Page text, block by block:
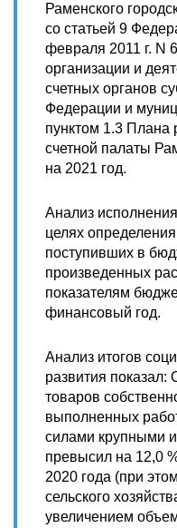
Раменского
со статьей 9
февраля 2011 г. N
организации и
счетных органов
Федерации и
пунктом 1.3 Плана
счетной палаты
на 2021 год.
Анализ
целях
поступивших в
произведенных
показателям
финансовый год.
Анализ итогов
развития
товаров
выполненных
силами крупными
превысил на 12,0
2020 года (при
сельского
увеличением